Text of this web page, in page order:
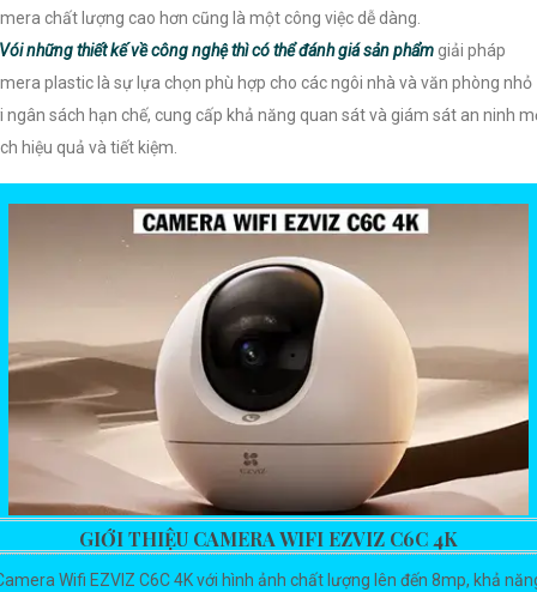
chất lượng cao hơn cũng là một công việc dễ dàng.
Vói những thiết kế về công nghệ thì có thể đánh giá sản phẩm giải pháp
plastic là sự lựa chọn phù hợp cho các ngôi nhà và văn phòng nhỏ
ngân sách hạn chế, cung cấp khả năng quan sát và giám sát an ninh
hiệu quả và tiết kiệm.
GIỚI THIỆU CAMERA WIFI EZVIZ C6C 4K
Wifi EZVIZ C6C 4K với hình ảnh chất lượng lên đến 8mp, khả